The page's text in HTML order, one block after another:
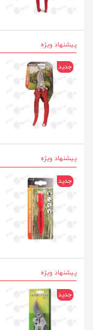
پیشنهاد ویژه
جدید
پیشنهاد ویژه
جدید
پیشنهاد ویژه
جدید